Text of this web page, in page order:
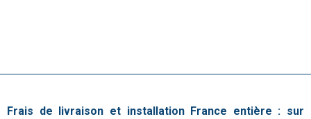
Frais de livraison et installation France entière : sur